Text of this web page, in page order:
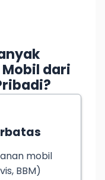
dari
mobil
BBM)